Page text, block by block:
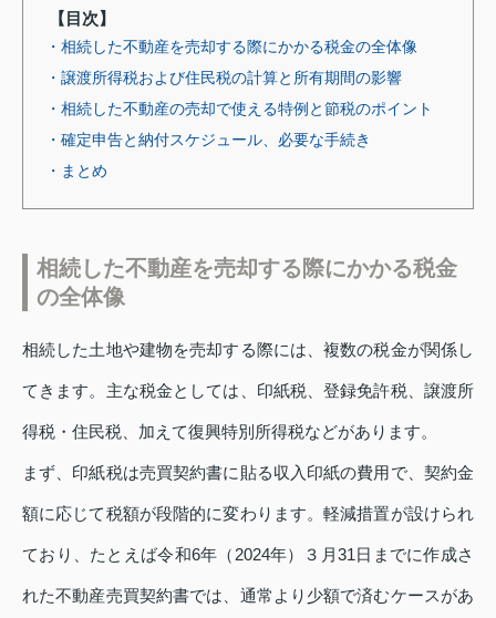
【目次】
・相続した不動産を売却する際にかかる税金の全体像
・譲渡所得税および住民税の計算と所有期間の影響
・相続した不動産の売却で使える特例と節税のポイント
・確定申告と納付スケジュール、必要な手続き
・まとめ
相続した不動産を売却する際にかかる税金
の全体像
相続した土地や建物を売却する際には、複数の税金が関係し
てきます。主な税金としては、印紙税、登録免許税、譲渡所
得税・住民税、加えて復興特別所得税などがあります。
まず、印紙税は売買契約書に貼る収入印紙の費用で、契約金
額に応じて税額が段階的に変わります。軽減措置が設けられ
ており、たとえば令和6年（2024年）３月31日までに作成さ
れた不動産売買契約書では、通常より少額で済むケースがあ